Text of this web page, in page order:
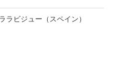
ラビジュー（スペイン）